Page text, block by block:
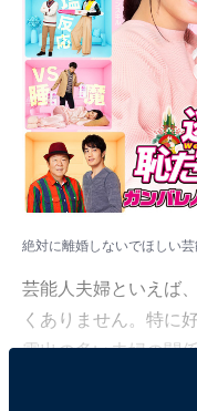
絶対に離婚しないでほしい
芸能人夫婦といえば
くありません。特に
露出の多い夫婦の関